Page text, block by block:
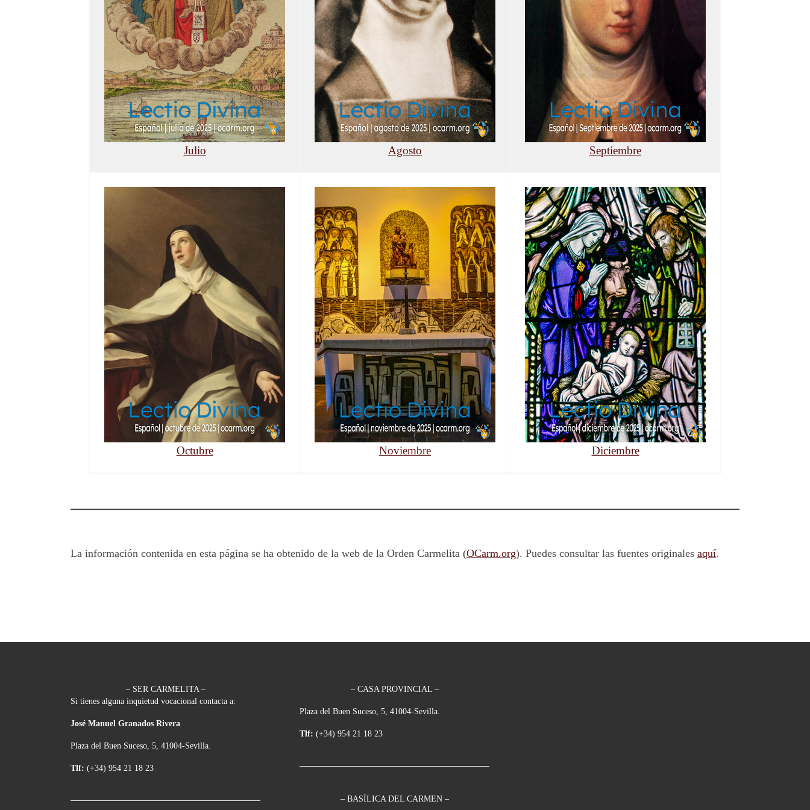
Julio Agosto Septiembre
Octubre Noviembre Diciembre
La información contenida en esta página se ha obtenido de la web de la Orden Carmelita (OCarm.org). Puedes consultar las fuentes originales aquí.
– SER CARMELITA –
Si tienes alguna inquietud vocacional contacta a:
José Manuel Granados Rivera
Plaza del Buen Suceso, 5, 41004-Sevilla.
Tlf: (+34) 954 21 18 23
– CASA PROVINCIAL –
Plaza del Buen Suceso, 5, 41004-Sevilla.
Tlf: (+34) 954 21 18 23
– BASÍLICA DEL CARMEN –